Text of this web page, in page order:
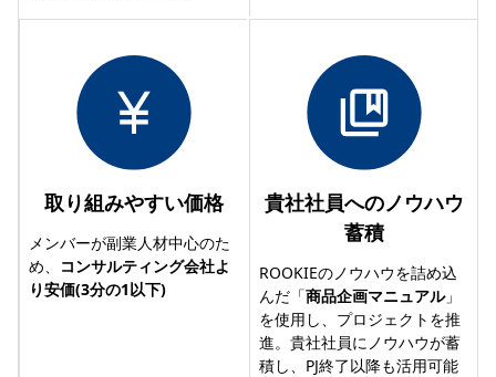
取り組みやすい価格
メンバーが副業人材中心のた
め、
コンサルティング会社よ
り安価(3分の1以下)
貴社社員へのノウハウ
蓄積
ROOKIEのノウハウを詰め込
んだ「商品企画マニュアル」
を使用し、プロジェクトを推
進。貴社社員にノウハウが蓄
積し、PJ終了以降も活用可能